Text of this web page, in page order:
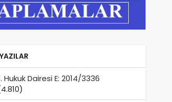
Hukuk Dairesi E: 2014/3336